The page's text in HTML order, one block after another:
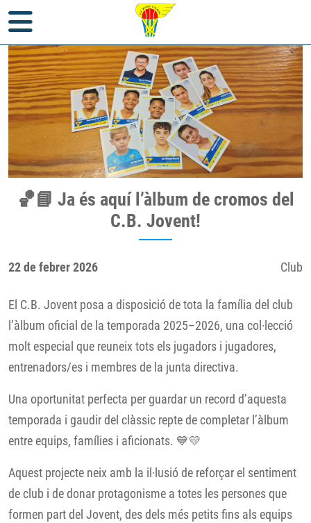
Inici> Notícies
C.B. Jovent!
🏀📘 Ja és aquí l’àlbum de cromos del
C.B. Jovent!
22 de febrer 2026 Club
El C.B. Jovent posa a disposició de tota la família del club
l’àlbum oficial de la temporada 2025–2026, una col·lecció
molt especial que reuneix tots els jugadors i jugadores,
entrenadors/es i membres de la junta directiva.
Una oportunitat perfecta per guardar un record d’aquesta
temporada i gaudir del clàssic repte de completar l’àlbum
entre equips, famílies i aficionats. 💙💛
Aquest projecte neix amb la il·lusió de reforçar el sentiment
de club i de donar protagonisme a totes les persones que
formen part del Jovent, des dels més petits fins als equips